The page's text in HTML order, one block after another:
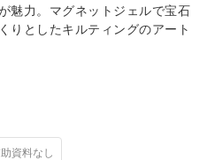
魅力。マグネットジェルで宝石
りとしたキルティングのアート
資料なし